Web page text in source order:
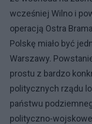
wcześniej Wilno i
operacją Ostra
Polskę miało być
Warszawy.
prostu z bardzo
politycznych rządu
państwu
polityczno-